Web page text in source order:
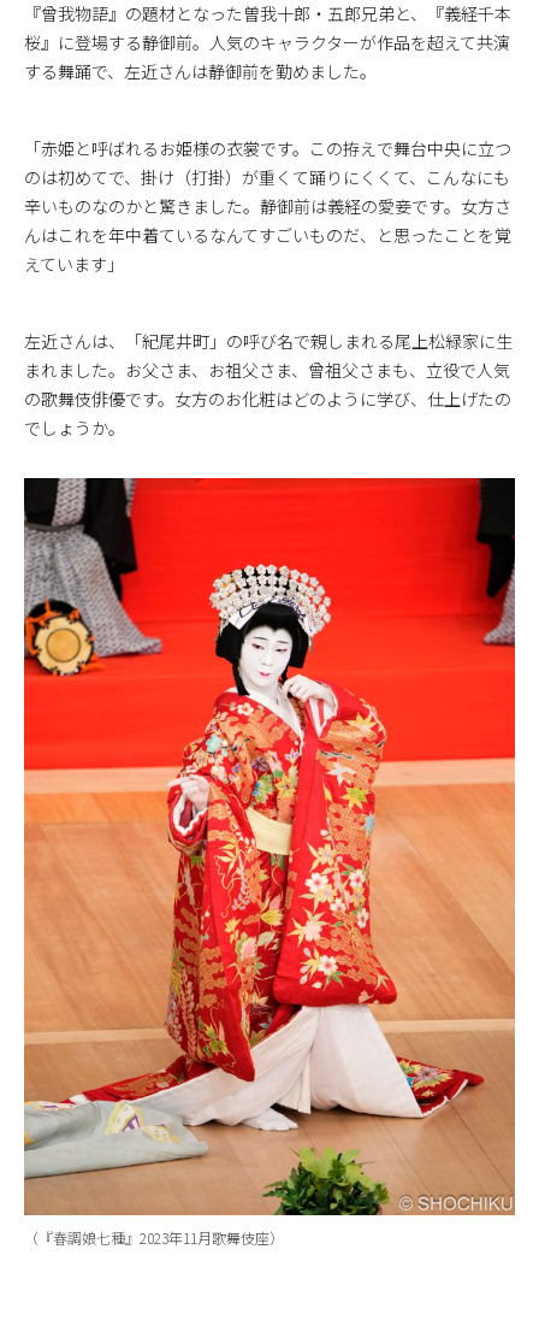
『曾我物語』の題材となった曽我十郎・五郎兄弟と、『義経千本
桜』に登場する静御前。人気のキャラクターが作品を超えて共演
する舞踊で、左近さんは静御前を勤めました。
「赤姫と呼ばれるお姫様の衣裳です。この拵えで舞台中央に立つ
のは初めてで、掛け（打掛）が重くて踊りにくくて、こんなにも
辛いものなのかと驚きました。静御前は義経の愛妾です。女方さ
んはこれを年中着ているなんてすごいものだ、と思ったことを覚
えています」
左近さんは、「紀尾井町」の呼び名で親しまれる尾上松緑家に生
まれました。お父さま、お祖父さま、曾祖父さまも、立役で人気
の歌舞伎俳優です。女方のお化粧はどのように学び、仕上げたの
でしょうか。
（『春調娘七種』2023年11月歌舞伎座）